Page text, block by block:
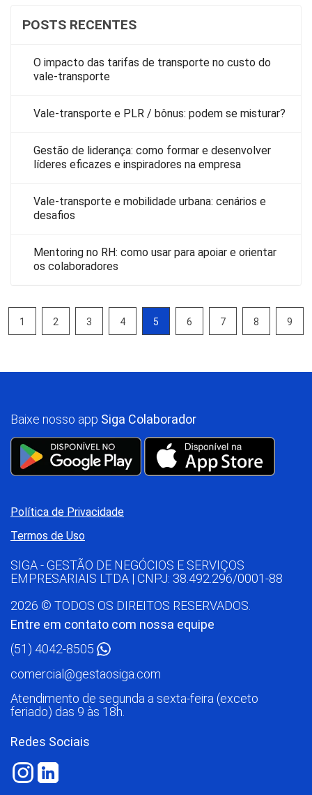
POSTS RECENTES
O impacto das tarifas de transporte no custo do
vale-transporte
Vale-transporte e PLR / bônus: podem se misturar?
Gestão de liderança: como formar e desenvolver
líderes eficazes e inspiradores na empresa
Vale-transporte e mobilidade urbana: cenários e
desafios
Mentoring no RH: como usar para apoiar e orientar
os colaboradores
1 2 3 4 5 6 7 8 9
Baixe nosso app Siga Colaborador
Política de Privacidade
Termos de Uso
SIGA - GESTÃO DE NEGÓCIOS E SERVIÇOS
EMPRESARIAIS LTDA | CNPJ: 38.492.296/0001-88
2026 © TODOS OS DIREITOS RESERVADOS.
Entre em contato com nossa equipe
(51) 4042-8505
comercial@gestaosiga.com
Atendimento de segunda a sexta-feira (exceto
feriado) das 9 às 18h.
Redes Sociais